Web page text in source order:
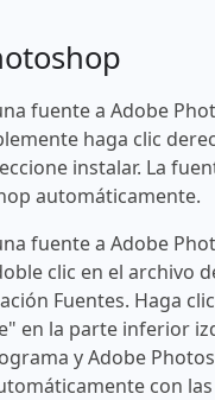
fuente a Adobe
haga clic
instalar. La
automáticamente.
fuente a Adobe
clic en el archivo
Fuentes. Haga
en la parte inferior
y Adobe
con